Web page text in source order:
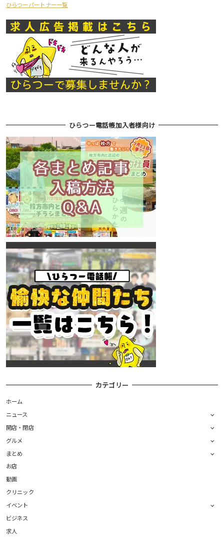
ひらつーパートナー一覧
ひらつー電話帳加入者様向け
カテゴリー
ホーム
ニュース
開店・閉店
グルメ
まとめ
お店
動画
クリニック
イベント
ビジネス
求人